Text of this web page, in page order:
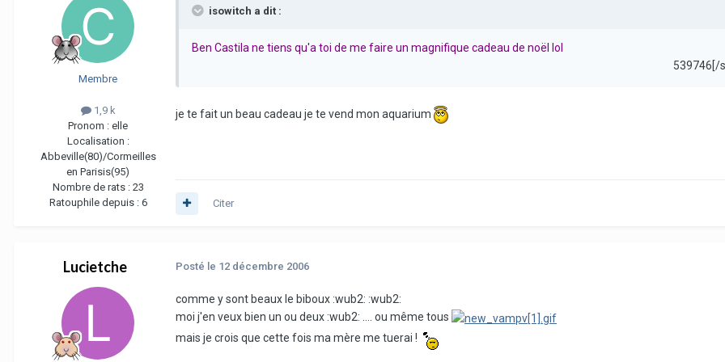
Membre
1,9 k
Pronom : elle
Localisation :
Abbeville(80)/Cormeilles
en Parisis(95)
Nombre de rats : 23
Ratouphile depuis : 6
isowitch a dit :
Ben Castila ne tiens qu'a toi de me faire un magnifique cadeau de noël lol
539746[/
je te fait un beau cadeau je te vend mon aquarium
Citer
Lucietche Posté le 12 décembre 2006
comme y sont beaux le biboux :wub2: :wub2:
moi j'en veux bien un ou deux :wub2: .... ou même tous
mais je crois que cette fois ma mère me tuerai !